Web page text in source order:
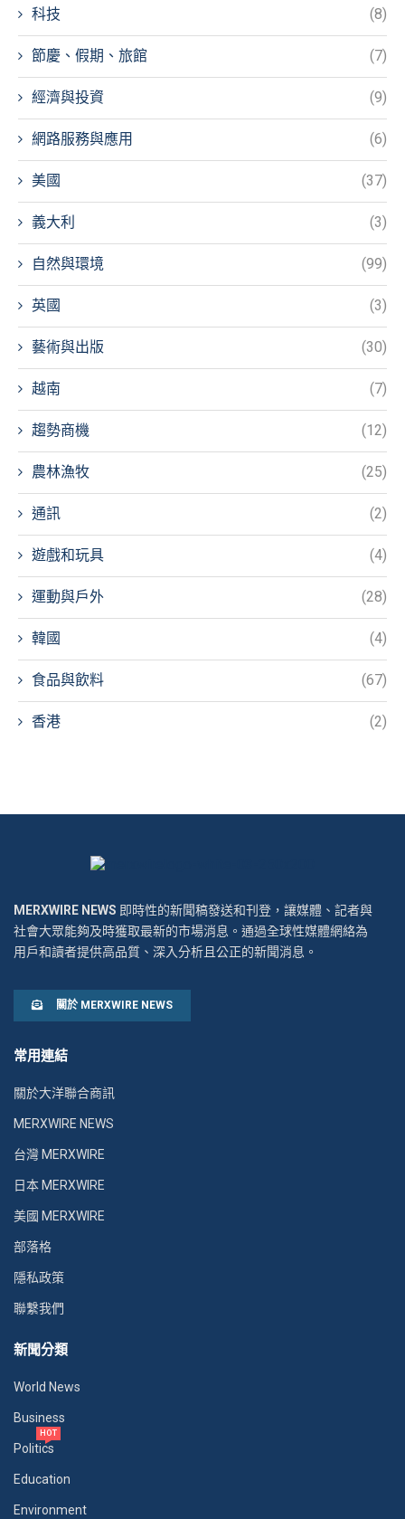
科技 (8)
節慶、假期、旅館 (7)
經濟與投資 (9)
網路服務與應用 (6)
美國 (37)
義大利 (3)
自然與環境 (99)
英國 (3)
藝術與出版 (30)
越南 (7)
趨勢商機 (12)
農林漁牧 (25)
通訊 (2)
遊戲和玩具 (4)
運動與戶外 (28)
韓國 (4)
食品與飲料 (67)
香港 (2)
MERXWIRE NEWS 即時性的新聞稿發送和刊登，讓媒體、記者與
社會大眾能夠及時獲取最新的市場消息。通過全球性媒體網絡為
用戶和讀者提供高品質、深入分析且公正的新聞消息。
關於 MERXWIRE NEWS
常用連結
關於大洋聯合商訊
MERXWIRE NEWS
台灣 MERXWIRE
日本 MERXWIRE
美國 MERXWIRE
部落格
隱私政策
聯繫我們
新聞分類
World News
Business
Politics
HOT
Education
Environment